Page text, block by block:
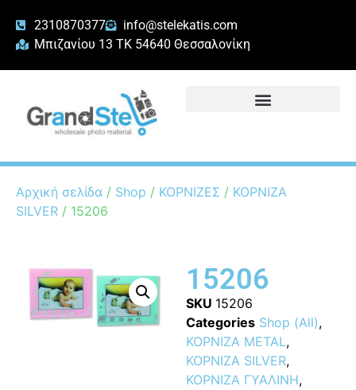
2310870377
info@stelekatis.com
Μπιζανίου 13 ΤΚ 54640 Θεσσαλονίκη
Αρχική σελίδα / Shop / ΚΟΡΝΙΖΕΣ / ΚΟΡΝΙΖΑ
SILVER / 15206
15206
SKU 15206
Categories Shop (All),
ΚΟΡΝΙΖΑ METAL,
ΚΟΡΝΙΖΑ SILVER,
ΚΟΡΝΙΖΑ ΓΥΑΛΙΝΗ,